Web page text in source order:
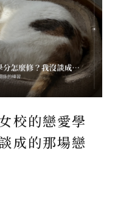
校的戀愛學
成的那場戀